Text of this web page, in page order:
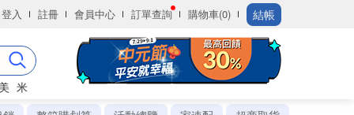
登入 註冊 會員中心 訂單查詢 購物車(0) 結帳
米